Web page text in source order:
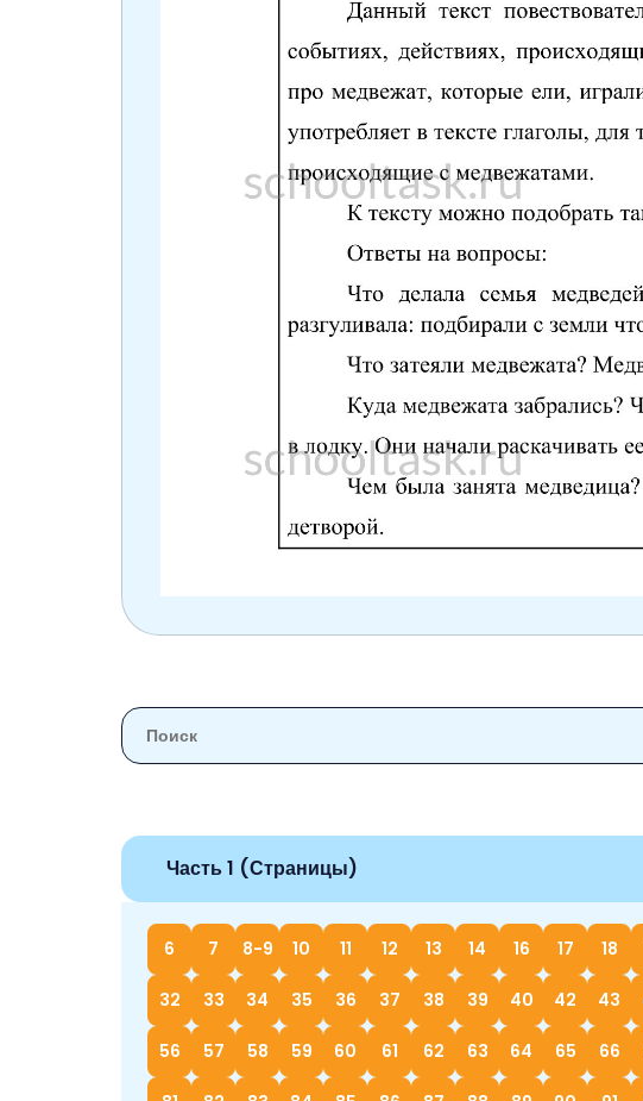
Часть 1 (Страницы)
6 7 8-9 10 11 12 13 14 16 17 18
32 33 34 35 36 37 38 39 40 42 43
56 57 58 59 60 61 62 63 64 65 66